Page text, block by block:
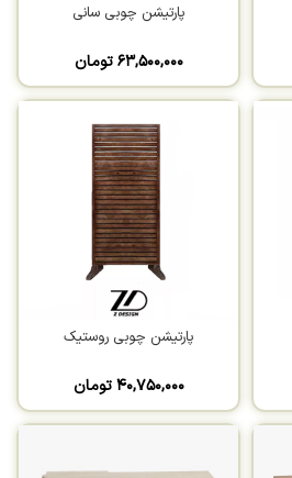
پارتیشن چوبی سانی
۶۳,۵۰۰,۰۰۰ تومان
پارتیشن چوبی روستیک
۴۰,۷۵۰,۰۰۰ تومان